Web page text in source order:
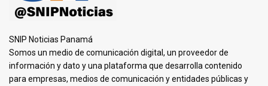
SNIP Noticias Panamá
Somos un medio de comunicación digital, un proveedor de
información y dato y una plataforma que desarrolla contenido
para empresas, medios de comunicación y entidades públicas y